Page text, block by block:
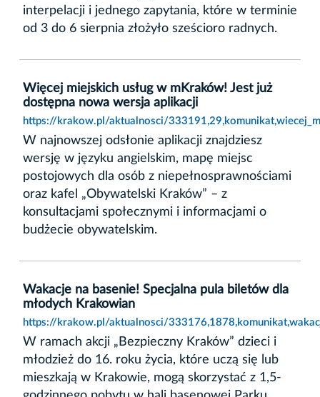
interpelacji i jednego zapytania, które w terminie
od 3 do 6 sierpnia złożyło sześcioro radnych.
Więcej miejskich usług w mKraków! Jest już
dostępna nowa wersja aplikacji
https://krakow.pl/aktualnosci/
W najnowszej odsłonie aplikacji znajdziesz
wersję w języku angielskim, mapę miejsc
postojowych dla osób z niepełnosprawnościami
oraz kafel „Obywatelski Kraków” – z
konsultacjami społecznymi i informacjami o
budżecie obywatelskim.
Wakacje na basenie! Specjalna pula biletów dla
młodych Krakowian
https://krakow.pl/aktualnosci/
W ramach akcji „Bezpieczny Kraków” dzieci i
młodzież do 16. roku życia, które uczą się lub
mieszkają w Krakowie, mogą skorzystać z 1,5-